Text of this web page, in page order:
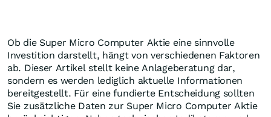
Ob die Super Micro Computer Aktie eine sinnvolle
Investition darstellt, hängt von verschiedenen Faktoren
ab. Dieser Artikel stellt keine Anlageberatung dar,
sondern es werden lediglich aktuelle Informationen
bereitgestellt. Für eine fundierte Entscheidung sollten
Sie zusätzliche Daten zur Super Micro Computer Aktie